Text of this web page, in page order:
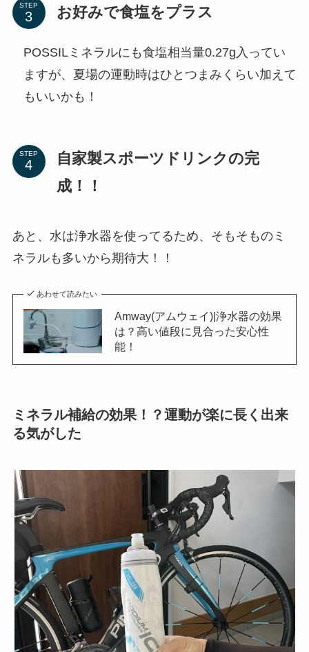
STEP お好みで食塩をプラス
POSSILミネラルにも食塩相当量0.27g入ってい
ますが、夏場の運動時はひとつまみくらい加えて
もいいかも！
STEP
自家製スポーツドリンクの完
成！！
あと、水は浄水器を使ってるため、そもそものミ
ネラルも多いから期待大！！
あわせて読みたい
Amway(アムウェイ)|浄水器の効果
は？高い値段に見合った安心性
能！
ミネラル補給の効果！？運動が楽に長く出来
る気がした